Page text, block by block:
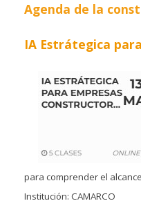
Agenda de la
IA Estrátegica
para comprender el
Institución: CAMARCO